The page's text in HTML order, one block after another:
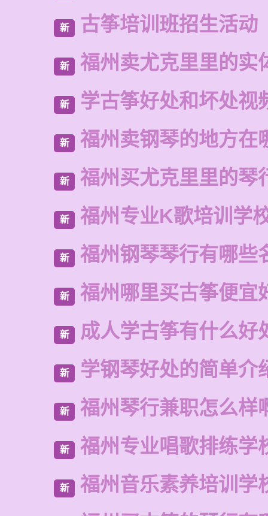
新 古筝培训班招生活动
新 福州卖尤克里里的实
新 学古筝好处和坏处视
新 福州卖钢琴的地方在
新 福州买尤克里里的琴
新 福州专业K歌培训学
新 福州钢琴琴行有哪些
新 福州哪里买古筝便宜
新 成人学古筝有什么好
新 学钢琴好处的简单介
新 福州琴行兼职怎么样
新 福州专业唱歌排练学
新
福州音乐素养培训学